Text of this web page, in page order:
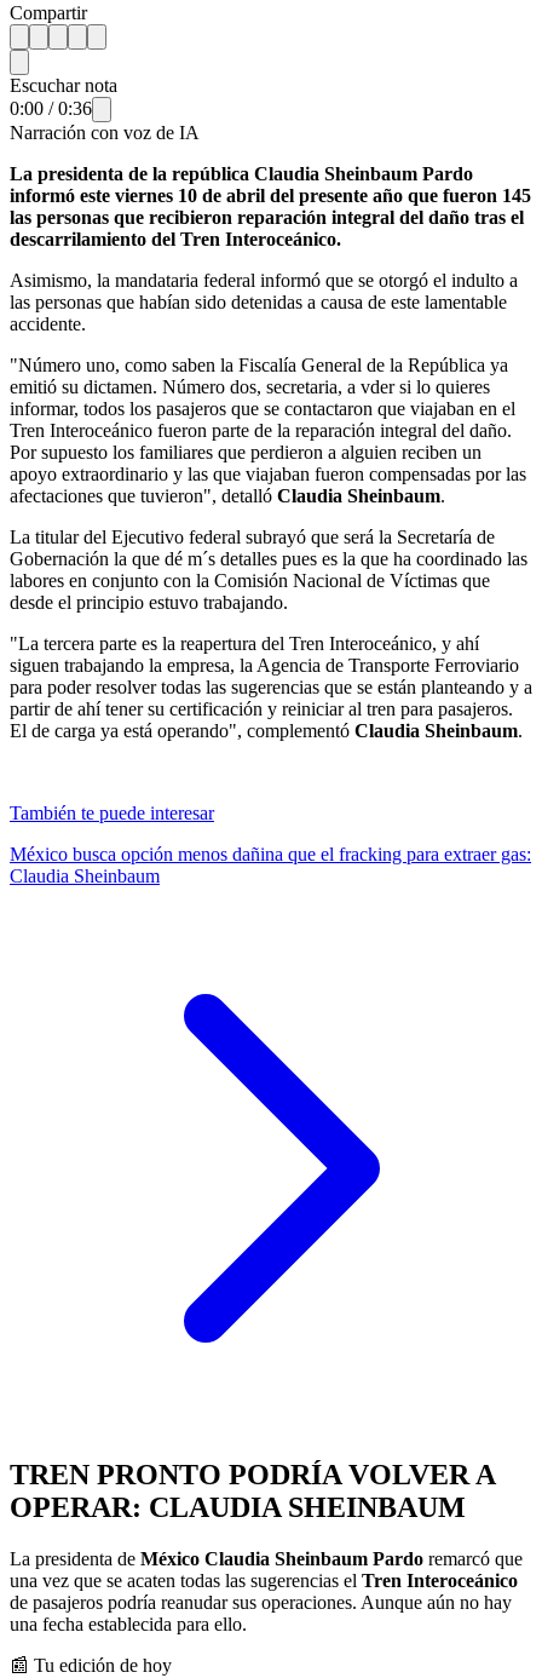
Compartir
Escuchar nota
0:00 /0:36
Narración con voz de IA
La presidenta de la república Claudia Sheinbaum Pardo
informó este viernes 10 de abril del presente año que fueron 145
las personas que recibieron reparación integral del daño tras el
descarrilamiento del Tren Interoceánico.
Asimismo, la mandataria federal informó que se otorgó el indulto a
las personas que habían sido detenidas a causa de este lamentable
accidente.
"Número uno, como saben la Fiscalía General de la República ya
emitió su dictamen. Número dos, secretaria, a vder si lo quieres
informar, todos los pasajeros que se contactaron que viajaban en el
Tren Interoceánico fueron parte de la reparación integral del daño.
Por supuesto los familiares que perdieron a alguien reciben un
apoyo extraordinario y las que viajaban fueron compensadas por las
afectaciones que tuvieron", detalló Claudia Sheinbaum.
La titular del Ejecutivo federal subrayó que será la Secretaría de
Gobernación la que dé m´s detalles pues es la que ha coordinado las
labores en conjunto con la Comisión Nacional de Víctimas que
desde el principio estuvo trabajando.
"La tercera parte es la reapertura del Tren Interoceánico, y ahí
siguen trabajando la empresa, la Agencia de Transporte Ferroviario
para poder resolver todas las sugerencias que se están planteando y a
partir de ahí tener su certificación y reiniciar al tren para pasajeros.
El de carga ya está operando", complementó Claudia Sheinbaum.
También te puede interesar
México busca opción menos dañina que el fracking para extraer gas:
Claudia Sheinbaum
TREN PRONTO PODRÍA VOLVER A
OPERAR: CLAUDIA SHEINBAUM
La presidenta de México Claudia Sheinbaum Pardo remarcó que
una vez que se acaten todas las sugerencias el Tren Interoceánico
de pasajeros podría reanudar sus operaciones. Aunque aún no hay
una fecha establecida para ello.
📰 Tu edición de hoy